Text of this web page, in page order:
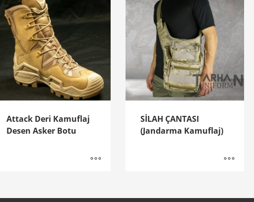
Attack Deri Kamuflaj
Desen Asker Botu
SİLAH ÇANTASI
(Jandarma Kamuflaj)